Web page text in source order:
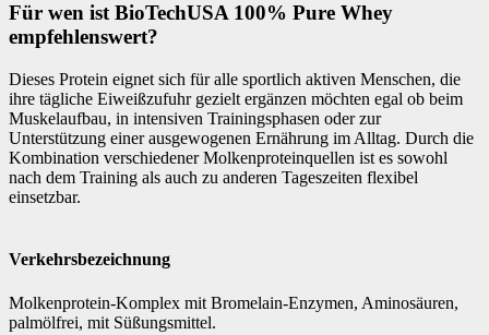
Für wen ist BioTechUSA 100% Pure Whey
empfehlenswert?
Dieses Protein eignet sich für alle sportlich aktiven Menschen, die
ihre tägliche Eiweißzufuhr gezielt ergänzen möchten egal ob beim
Muskelaufbau, in intensiven Trainingsphasen oder zur
Unterstützung einer ausgewogenen Ernährung im Alltag. Durch die
Kombination verschiedener Molkenproteinquellen ist es sowohl
nach dem Training als auch zu anderen Tageszeiten flexibel
einsetzbar.
Verkehrsbezeichnung
Molkenprotein-Komplex mit Bromelain-Enzymen, Aminosäuren,
palmölfrei, mit Süßungsmittel.